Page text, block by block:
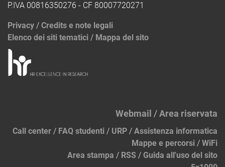
P.IVA 00816350276 - CF 80007720271
Privacy / Credits e note legali
Elenco dei siti tematici / Mappa del sito
Webmail /Area riservata
Call center / FAQ studenti / URP / Assistenza informatica
Mappe e percorsi / WiFi
Area stampa / RSS / Guida all'uso del sito